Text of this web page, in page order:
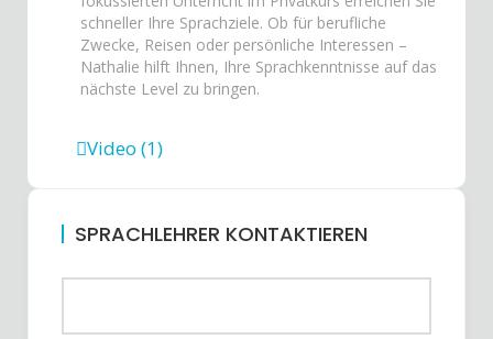
schneller Ihre Sprachziele. Ob für berufliche
Zwecke, Reisen oder persönliche Interessen –
Nathalie hilft Ihnen, Ihre Sprachkenntnisse auf das
nächste Level zu bringen.
Video (1)
SPRACHLEHRER KONTAKTIEREN